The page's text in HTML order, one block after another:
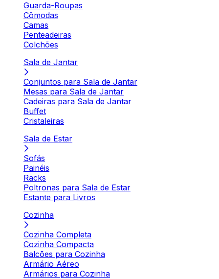
Guarda-Roupas
Cômodas
Camas
Penteadeiras
Colchões
Sala de Jantar
Conjuntos para Sala de Jantar
Mesas para Sala de Jantar
Cadeiras para Sala de Jantar
Buffet
Cristaleiras
Sala de Estar
Sofás
Painéis
Racks
Poltronas para Sala de Estar
Estante para Livros
Cozinha
Cozinha Completa
Cozinha Compacta
Balcões para Cozinha
Armário Aéreo
Armários para Cozinha